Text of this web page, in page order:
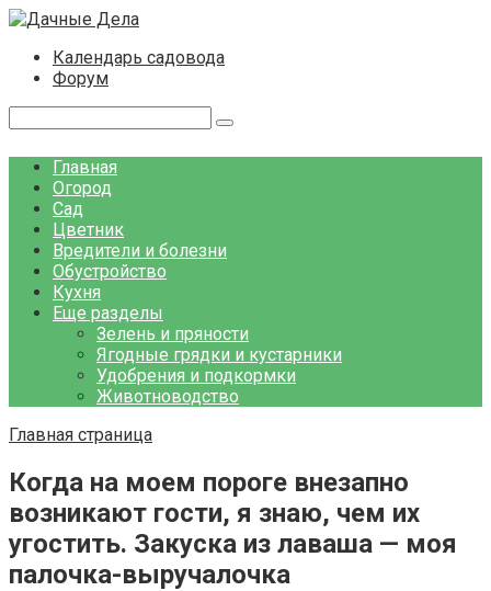
Перейти
контентуКалендарь садовода
Форум
Главная
Огород
Сад
Цветник
Вредители и болезни
Обустройство
Кухня
Еще разделы
Зелень и пряности
Ягодные грядки и кустарники
Удобрения и подкормки
Животноводство
Главная страница
Когда на моем пороге внезапно
возникают гости, я знаю, чем их
угостить. Закуска из лаваша — моя
палочка-выручалочка